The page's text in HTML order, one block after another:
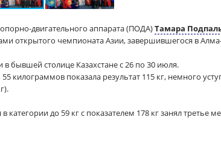
двигательного аппарата (ПОДА)Тамара
открытого чемпионата Азии, завершившегося в Алма-
в бывшей столице Казахстане с 26 по 30 июля.
килограммов показала результат 115 кг, немного
категории до 59 кг с показателем 178 кг занял третье